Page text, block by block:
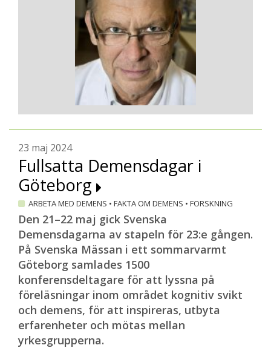
23 maj 2024
Fullsatta Demensdagar i
Göteborg
ARBETA MED DEMENS • FAKTA OM DEMENS • FORSKNING
Den 21–22 maj gick Svenska
Demensdagarna av stapeln för 23:e gången.
På Svenska Mässan i ett sommarvarmt
Göteborg samlades 1500
konferensdeltagare för att lyssna på
föreläsningar inom området kognitiv svikt
och demens, för att inspireras, utbyta
erfarenheter och mötas mellan
yrkesgrupperna.